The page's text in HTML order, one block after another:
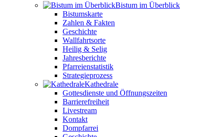
Bistum im Überblick
Bistumskarte
Zahlen & Fakten
Geschichte
Wallfahrtsorte
Heilig & Selig
Jahresberichte
Pfarreienstatistik
Strategieprozess
Kathedrale
Gottesdienste und Öffnungszeiten
Barrierefreiheit
Livestream
Kontakt
Dompfarrei